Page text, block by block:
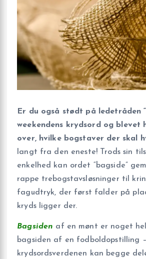
Er du også stødt på ledetråden
weekendens krydsord og blevet
over, hvilke bogstaver der skal
langt fra den eneste! Trods sin
enkelhed kan ordet “bagside”
rappe trebogstavsløsninger til
fagudtryk, der først falder på
kryds ligger der.
Bagsiden af en mønt er noget
bagsiden af en fodboldopstilling
krydsordsverdenen kan begge